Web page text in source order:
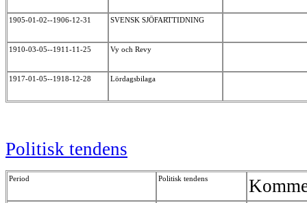
1905-01-02--1906-12-31 SVENSK SJÖFARTTIDNING
1910-03-05--1911-11-25 Vy och Revy
1917-01-05--1918-12-28 Lördagsbilaga
Politisk tendens
Period Politisk tendens